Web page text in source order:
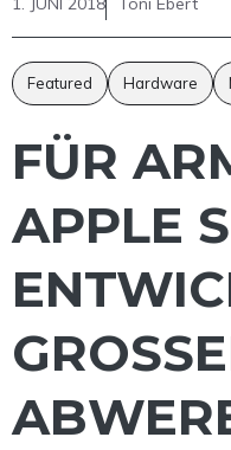
Featured Hardware
FÜR
APPLE